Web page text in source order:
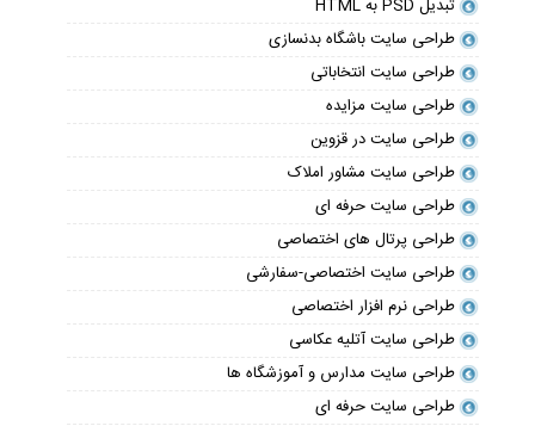
تبدیل PSD به HTML
طراحی سایت باشگاه بدنسازی
طراحی سایت انتخاباتی
طراحی سایت مزایده
طراحی سایت در قزوین
طراحی سایت مشاور املاک
طراحی سایت حرفه ای
طراحی پرتال های اختصاصی
طراحی سایت اختصاصی-سفارشی
طراحی نرم افزار اختصاصی
طراحی سایت آتلیه عکاسی
طراحی سایت مدارس و آموزشگاه ها
طراحی سایت حرفه ای